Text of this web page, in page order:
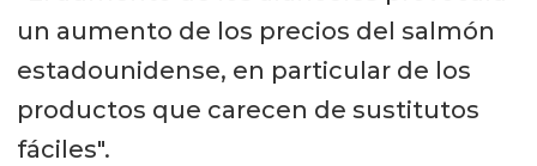
un aumento de los precios del salmón
estadounidense, en particular de los
productos que carecen de sustitutos
fáciles".